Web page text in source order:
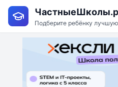
Подберите ребёнку